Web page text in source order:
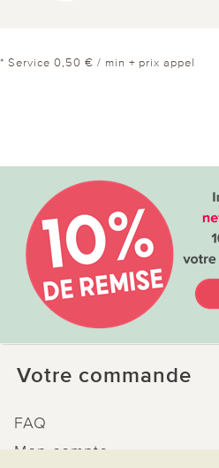
* Service 0,50 € / min + prix appel
Votre commande
FAQ
Mon compte